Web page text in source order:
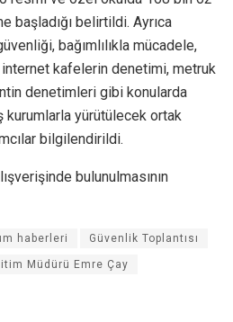
başladığı belirtildi. Ayrıca
bağımlılıkla mücadele,
internet kafelerin denetimi, metruk
denetimleri gibi konularda
kurumlarla yürütülecek ortak
bilgilendirildi.
bulunulmasının
haberleri Güvenlik Toplantısı
Müdürü Emre Çay